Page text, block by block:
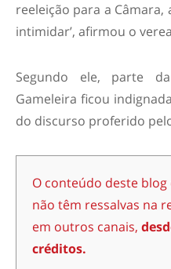
reeleição para a
intimidar’, afirmou o
Segundo ele, parte
Gameleira ficou
do discurso proferido
O conteúdo deste
não têm ressalvas na
em outros canais,
créditos.